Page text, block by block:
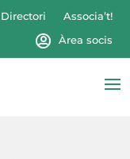
Directori
Associa’t!
Àrea socis